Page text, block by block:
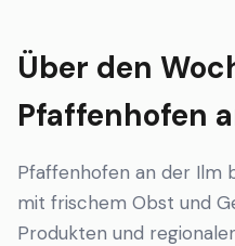
Über den
Pfaffenhofen
Pfaffenhofen an der Ilm
mit frischem Obst und
Produkten und